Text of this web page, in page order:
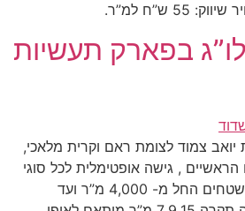
ש”ח למ”ר.
בפארק תעשיות
צמוד לצומת ראם וקרית מלאכי,
הראשיים , גישה אופטימלית לכל סוגי
המשאיות במרכז הארץ. שטחים החל מ- 4,000 מ”ר ועד